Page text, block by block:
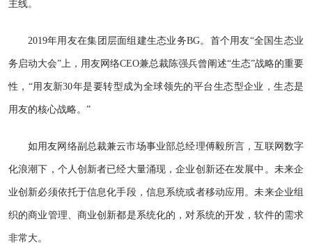
主线。
2019年用友在集团层面组建生态业务BG。首个用友“全国生态业
务启动大会”上，用友网络CEO兼总裁陈强兵曾阐述“生态”战略的重要
性，“用友新30年是要转型成为全球领先的平台生态型企业，生态是
用友的核心战略。”
如用友网络副总裁兼云市场事业部总经理傅毅所言，互联网数字
化浪潮下，个人创新者已经大量涌现，企业创新还在发展中。未来企
业创新必须依托于信息化手段，信息系统或者移动应用。未来企业组
织的商业管理、商业创新都是系统化的，对系统的开发，软件的需求
非常大。